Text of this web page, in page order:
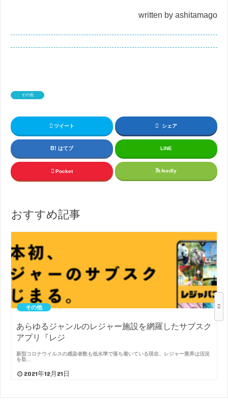
written by ashitamago
その他
ツイート シェア
はてブ LINE
Pocket feedly
おすすめ記事
その他
あらゆるジャンルのレジャー施設を網羅したサブスク
アプリ『レジ
新型コロナウイルスの感染者数も低水準で落ち着いている現在、レジャー業界は活況
を取…
2021年12月21日